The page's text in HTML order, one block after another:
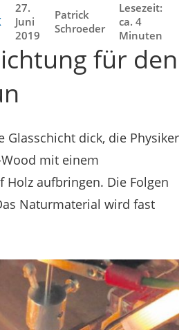
27.
Juni
2019
Patrick
Schroeder
Lesezeit:
ca. 4
Minuten
für den
Glasschicht dick, die Physiker
mit einem
Holz aufbringen. Die Folgen
Naturmaterial wird fast